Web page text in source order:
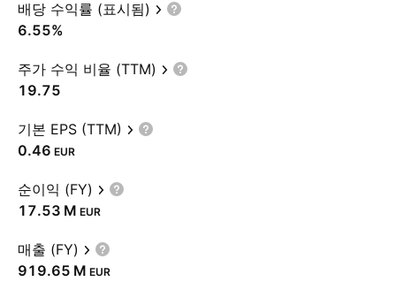
배당 수익률 (표시됨)
6.55%
주가 수익 비율 (TTM)
19.75
기본 EPS (TTM)
0.46 EUR
순이익 (FY)
‪17.53 M‬ EUR
매출 (FY)
‪919.65 M‬ EUR